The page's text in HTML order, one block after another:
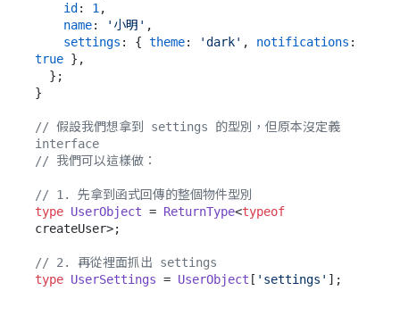
id : 1 ,
name: '小明' ,
settings : { theme: 'dark' , notifications
true },
}
// 假設我們想拿到 settings 的型別，但原本沒定義
interface
// 我們可以這樣做：
// 1. 先拿到函式回傳的整個物件型別
type UserObject = ReturnType<typeof
createUser>;
// 2. 再從裡面抓出 settings
type UserSettings = UserObject [ 'settings'